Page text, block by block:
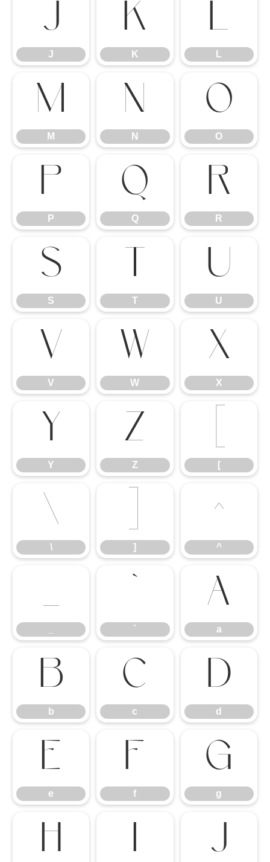
J
J
K
K
L
L
M
M
N
N
O
O
P
P
Q
Q
R
R
S
S
T
T
U
U
V
V
W
W
X
X
Y
Y
Z
Z [
\
\ ]
^
^
_
`
a
a
b
b
c
c
d
d
e
e
f
f
g
g
h i j